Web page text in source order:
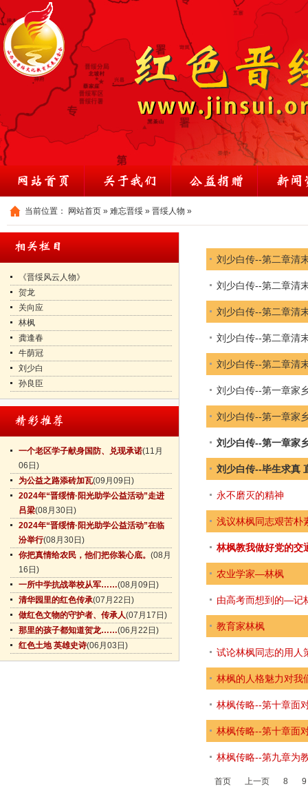
当前位置： 网站首页 » 难忘晋绥 » 晋绥人物 »
《晋绥风云人物》
贺龙
关向应
林枫
龚逢春
牛荫冠
刘少白
孙良臣
一个老区学子献身国防、兑现承诺(11月
06日)
为公益之路添砖加瓦(09月09日)
2024年“晋绥情·阳光助学公益活动”走进
吕梁(08月30日)
2024年“晋绥情·阳光助学公益活动”在临
汾举行(08月30日)
你把真情给农民，他们把你装心底。 (08月
16日)
一所中学抗战举校从军……(08月09日)
清华园里的红色传承(07月22日)
做红色文物的守护者、传承人(07月17日)
那里的孩子都知道贺龙……(06月22日)
红色土地 英雄史诗(06月03日)
刘少白传--第二章清
刘少白传--第二章清
刘少白传--第二章清
刘少白传--第二章清
刘少白传--第二章清
刘少白传--第一章家
刘少白传--第一章家
刘少白传--第一章家
刘少白传--毕生求真
永不磨灭的精神
浅议林枫同志艰苦朴
林枫教我做好党的交
农业学家—林枫
由高考而想到的—记
教育家林枫
试论林枫同志的用人
林枫的人格魅力对我
林枫传略--第十章面
林枫传略--第十章面
林枫传略--第九章为
首页 上一页 8 9